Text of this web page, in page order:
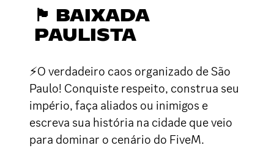
🏴 BAIXADA
PAULISTA
⚡O verdadeiro caos organizado de São
Paulo! Conquiste respeito, construa seu
império, faça aliados ou inimigos e
escreva sua história na cidade que veio
para dominar o cenário do FiveM.